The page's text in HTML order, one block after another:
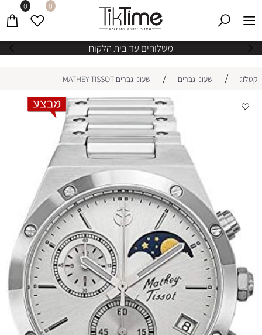
משלוחים עד בית הלקוח
0 0
קטלוג / שעוני גברים / שעוני גברים MATHEY TISSOT